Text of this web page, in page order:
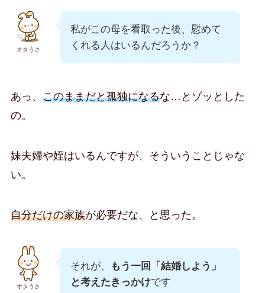
オタうさ
私がこの母を看取った後、慰めて
くれる人はいるんだろうか？
あっ、 このままだと孤独になるな…とゾッとした
の。
妹夫婦や姪はいるんですが、そういうことじゃな
い。
自分だけの家族が必要だな、と思った。
オタうさ
それが、
もう一回「結婚しよう」
と考えたきっかけです